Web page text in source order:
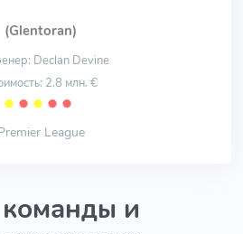
(Glentoran)
Declan Devine
2.8 млн. €
⬤ ⬤ ⬤ ⬤ ⬤
League
и